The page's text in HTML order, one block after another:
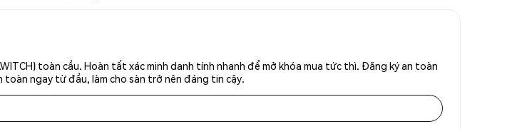
toàn cầu. Hoàn tất xác minh danh tính nhanh để mở khóa mua tức thì. Đăng ký an toàn
toàn ngay từ đầu, làm cho sàn trở nên đáng tin cậy.